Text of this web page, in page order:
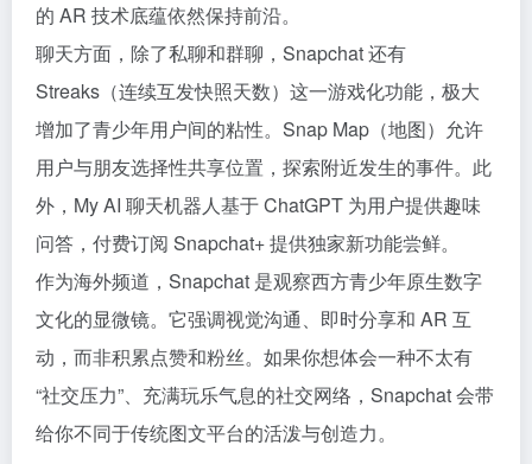
的 AR 技术底蕴依然保持前沿。
聊天方面，除了私聊和群聊，Snapchat 还有
Streaks（连续互发快照天数）这一游戏化功能，极大
增加了青少年用户间的粘性。Snap Map（地图）允许
用户与朋友选择性共享位置，探索附近发生的事件。此
外，My AI 聊天机器人基于 ChatGPT 为用户提供趣味
问答，付费订阅 Snapchat+ 提供独家新功能尝鲜。
作为海外频道，Snapchat 是观察西方青少年原生数字
文化的显微镜。它强调视觉沟通、即时分享和 AR 互
动，而非积累点赞和粉丝。如果你想体会一种不太有
“社交压力”、充满玩乐气息的社交网络，Snapchat 会带
给你不同于传统图文平台的活泼与创造力。